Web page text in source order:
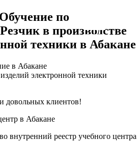
по
в производстве
техники в Абакане
в Абакане
электронной техники
довольных клиентов!
в Абакане
внутренний реестр учебного центра